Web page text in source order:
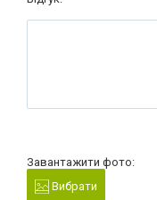
Завантажити фото:
Вибрати